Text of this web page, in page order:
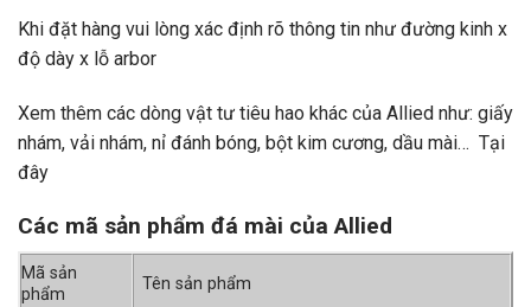
Khi đặt hàng vui lòng xác định rõ thông tin như đường kinh x
độ dày x lỗ arbor
Xem thêm các dòng vật tư tiêu hao khác của Allied như: giấy
nhám, vải nhám, nỉ đánh bóng, bột kim cương, dầu mài… Tại
đây
Các mã sản phẩm đá mài của Allied
Mã sản
phẩm
Tên sản phẩm